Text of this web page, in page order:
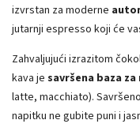
izvrstan za moderne
jutarnji espresso koji će
Zahvaljujući izrazitom
kava je savršena baza
latte, macchiato).
napitku ne gubite puni i